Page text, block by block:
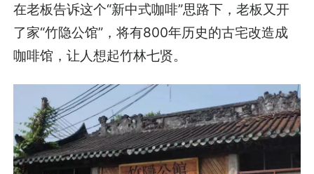
在老板告诉这个“新中式咖啡”思路下，老板又开
了家“竹隐公馆”，将有800年历史的古宅改造成
咖啡馆，让人想起竹林七贤。